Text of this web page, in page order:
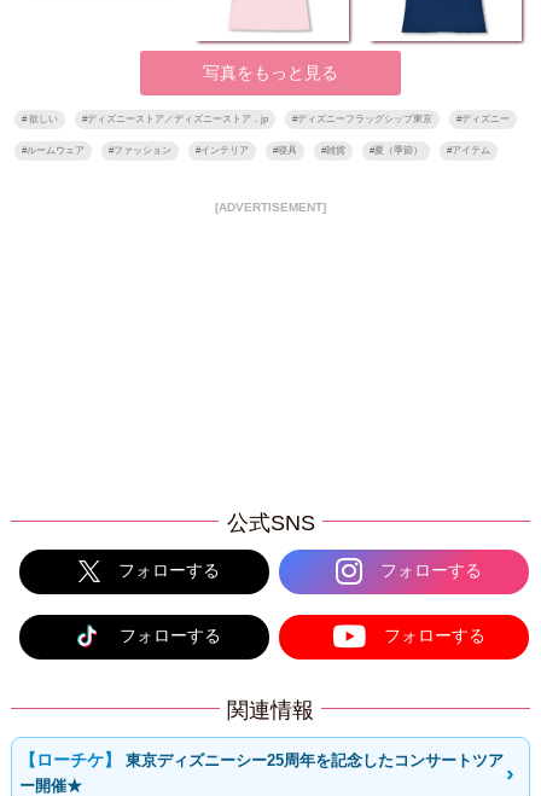
写真をもっと見る
#欲しい #ディズニーストア／ディズニーストア．jp #ディズニーフラッグシップ東京 #ディズニー
#ルームウェア #ファッション #インテリア #寝具 #雑貨 #夏（季節） #アイテム
[ADVERTISEMENT]
公式SNS
フォローする フォローする
フォローする フォローする
関連情報
東京ディズニーシー25周年を記念したコンサートツア
ー開催★